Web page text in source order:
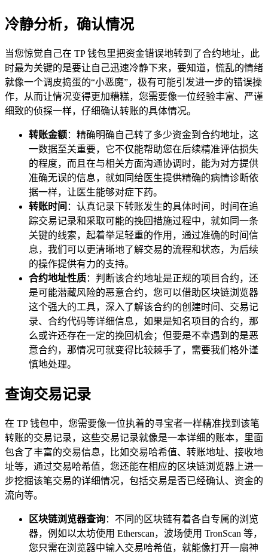
冷静分析，确认情况
当您惊觉自己在 TP 钱包里把资金错误地转到了合约地址，此
时最为关键的是要让自己迅速冷静下来，要知道，慌乱的情绪
就像一个调皮捣蛋的“小恶魔”，极有可能引发进一步的错误操
作，从而让情况变得更加糟糕，您需要像一位经验丰富、严谨
细致的侦探一样，仔细确认转账的具体情况。
转账金额：精确明确自己转了多少资金到合约地址，这
一数据至关重要，它不仅能帮助您在后续精准评估损失
的程度，而且在与相关方面沟通协调时，能为对方提供
准确无误的信息，就如同给医生提供精确的病情诊断依
据一样，让医生能够对症下药。
转账时间 ：认真记录下转账发生的具体时间，时间在追
踪交易记录和采取可能的挽回措施过程中，就如同一条
关键的线索，起着举足轻重的作用，通过准确的时间信
息，我们可以更清晰地了解交易的流程和状态，为后续
的操作提供有力的支持。
合约地址性质：判断该合约地址是正规的项目合约，还
是可能潜藏风险的恶意合约，您可以借助区块链浏览器
这个强大的工具，深入了解该合约的创建时间、交易记
录、合约代码等详细信息，如果是知名项目的合约，那
么或许还存在一定的挽回机会；但要是不幸遇到的是恶
意合约，那情况可就变得比较棘手了，需要我们格外谨
慎地处理。
查询交易记录
在 TP 钱包中，您需要像一位执着的寻宝者一样精准找到该笔
转账的交易记录，这些交易记录就像是一本详细的账本，里面
包含了丰富的交易信息，比如交易哈希值、转账地址、接收地
址等，通过交易哈希值，您还能在相应的区块链浏览器上进一
步挖掘该笔交易的详细情况，包括交易是否已经确认、资金的
流向等。
区块链浏览器查询：不同的区块链有着各自专属的浏览
器，例如以太坊使用 Etherscan，波场使用 TronScan 等，
您只需在浏览器中输入交易哈希值，就能像打开一扇神